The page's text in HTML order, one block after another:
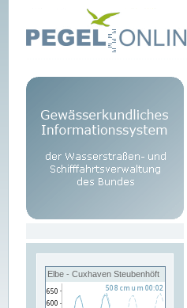
Elbe - Cuxhaven Steubenhöft